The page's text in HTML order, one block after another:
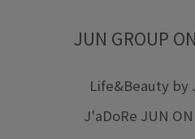
JUN GROUP
Life&Beauty by
J'aDoRe JUN